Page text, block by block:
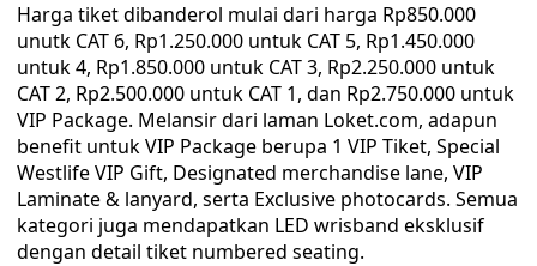
Harga tiket dibanderol mulai dari harga Rp850.000
unutk CAT 6, Rp1.250.000 untuk CAT 5, Rp1.450.000
untuk 4, Rp1.850.000 untuk CAT 3, Rp2.250.000 untuk
CAT 2, Rp2.500.000 untuk CAT 1, dan Rp2.750.000 untuk
VIP Package. Melansir dari laman Loket.com, adapun
benefit untuk VIP Package berupa 1 VIP Tiket, Special
Westlife VIP Gift, Designated merchandise lane, VIP
Laminate & lanyard, serta Exclusive photocards. Semua
kategori juga mendapatkan LED wrisband eksklusif
dengan detail tiket numbered seating.